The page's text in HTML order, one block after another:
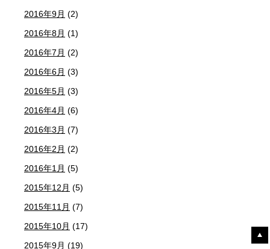
2016年9月 (2)
2016年8月 (1)
2016年7月 (2)
2016年6月 (3)
2016年5月 (3)
2016年4月 (6)
2016年3月 (7)
2016年2月 (2)
2016年1月 (5)
2015年12月 (5)
2015年11月 (7)
2015年10月 (17)
2015年9月 (19)